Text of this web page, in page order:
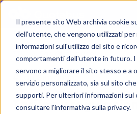
Il presente sito Web archivia cookie
dell'utente, che vengono utilizzati per
informazioni sull'utilizzo del sito e
comportamenti dell'utente in futuro. I
servono a migliorare il sito stesso e a
servizio personalizzato, sia sul sito
supporti. Per ulteriori informazioni sui
consultare l'informativa sulla privacy.
San Gimignano
#San Gimignano
Tarifas y